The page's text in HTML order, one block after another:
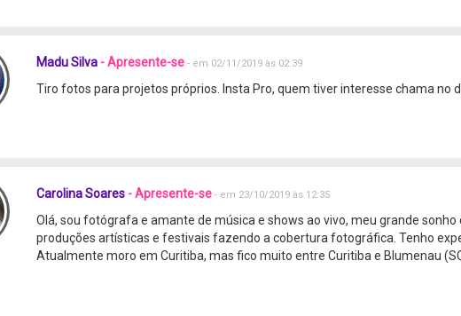
Madu Silva - Apresente-se - em 02/11/2019 às 02:39
Tiro fotos para projetos próprios. Insta Pro, quem tiver interesse chama no
Carolina Soares - Apresente-se - em 23/10/2019 às 12:35
Olá, sou fotógrafa e amante de música e shows ao vivo, meu grande
produções artísticas e festivais fazendo a cobertura fotográfica. Tenho
Atualmente moro em Curitiba, mas fico muito entre Curitiba e Blumenau